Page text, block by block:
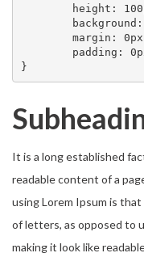
}
It is a long established
readable content of a
using Lorem Ipsum is
of letters, as opposed to
making it look like